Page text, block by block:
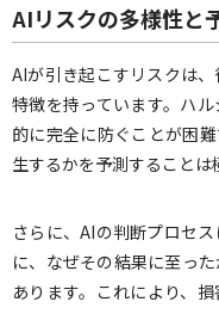
AIリスクの多様性と
AIが引き起こすリスクは
特徴を持っています。ハ
的に完全に防ぐことが困
生するかを予測することは
さらに、AIの判断プロセ
に、なぜその結果に至っ
あります。これにより、